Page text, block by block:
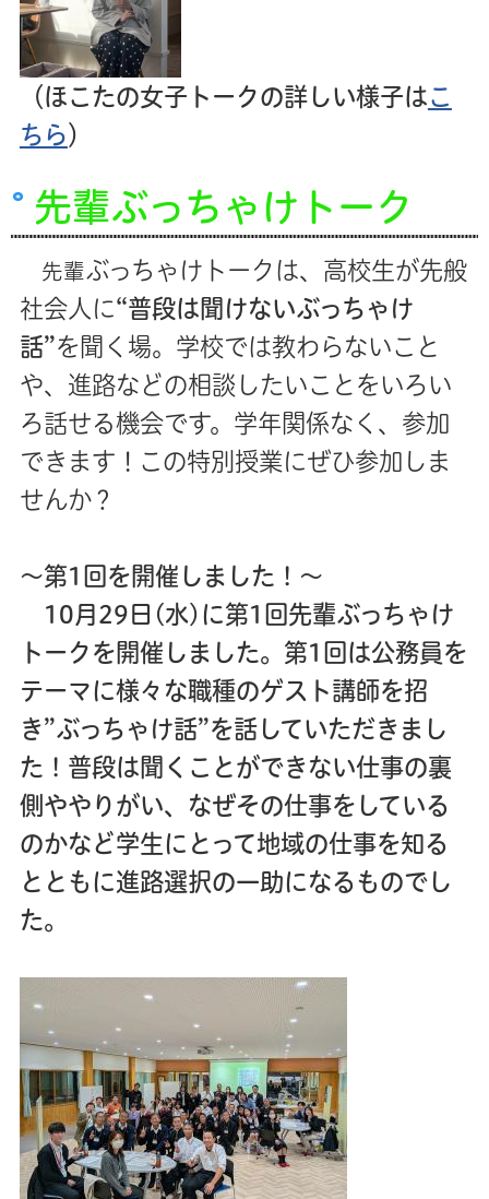
（ほこたの女子トークの詳しい様子はこ
ちら ）
先輩ぶっちゃけトーク
先輩ぶっちゃけトークは、高校生が先般
社会人に“普段は聞けないぶっちゃけ
話”を聞く場。学校では教わらないこと
や、進路などの相談したいことをいろい
ろ話せる機会です。学年関係なく、参加
できます！この特別授業にぜひ参加しま
せんか？
～第1回を開催しました！～
10月29日(水)に第1回先輩ぶっちゃけ
トークを開催しました。第1回は公務員を
テーマに様々な職種のゲスト講師を招
き”ぶっちゃけ話”を話していただきまし
た！普段は聞くことができない仕事の裏
側ややりがい、なぜその仕事をしている
のかなど学生にとって地域の仕事を知る
とともに進路選択の一助になるものでし
た。